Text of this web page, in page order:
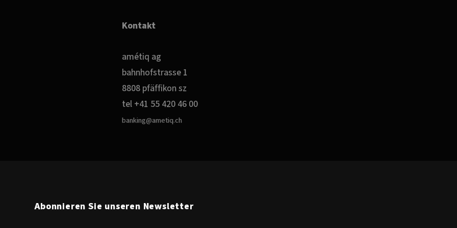
Kontakt
amétiq ag
bahnhofstrasse 1
8808 pfäffikon sz
tel +41 55 420 46 00
banking@ametiq.ch
Abonnieren Sie unseren Newsletter